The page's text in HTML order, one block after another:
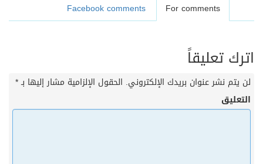
For comments
Facebook comments
اترك تعليقاً
لن يتم نشر عنوان بريدك الإلكتروني. الحقول الإلزامية مشار إليها بـ*
التعليق